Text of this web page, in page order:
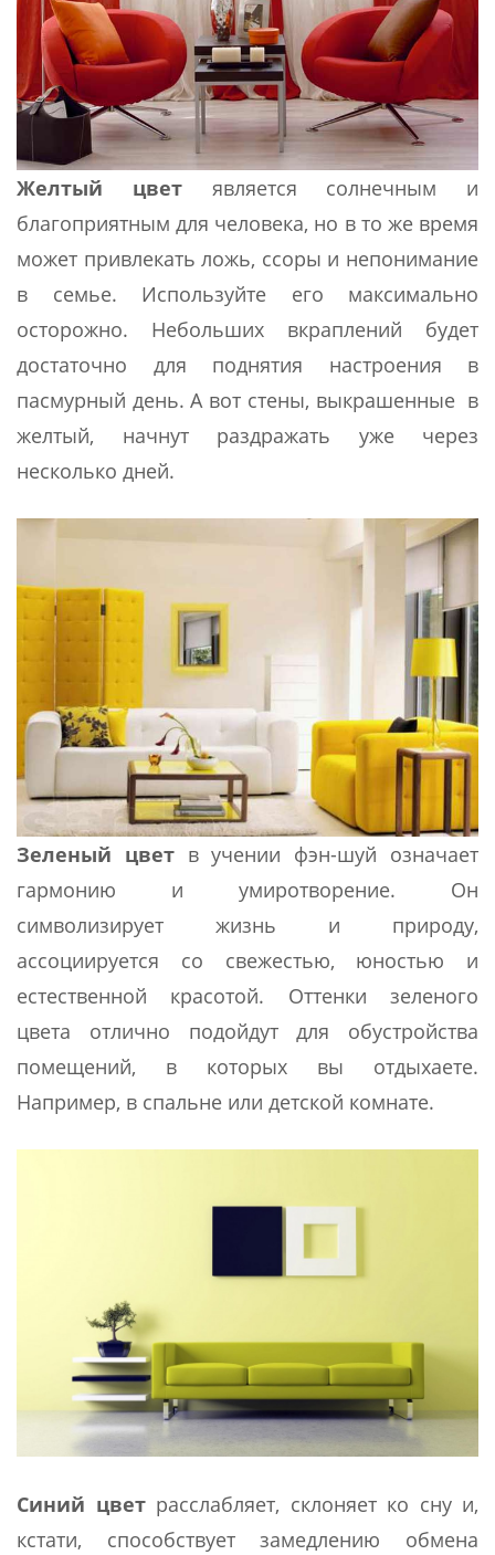
Желтый цветявляется солнечным и
благоприятным для человека, но в то же время
может привлекать ложь, ссоры и непонимание
в семье. Используйте его максимально
осторожно. Небольших вкраплений будет
достаточно для поднятия настроения в
пасмурный день. А вот стены, выкрашенные в
желтый, начнут раздражать уже через
несколько дней.
Зеленый цветв учении фэн-шуй означает
гармонию и умиротворение. Он
символизирует жизнь и природу,
ассоциируется со свежестью, юностью и
естественной красотой. Оттенки зеленого
цвета отлично подойдут для обустройства
помещений, в которых вы отдыхаете.
Например, в спальне или детской комнате.
Синий цветрасслабляет, склоняет ко сну и,
кстати, способствует замедлению обмена